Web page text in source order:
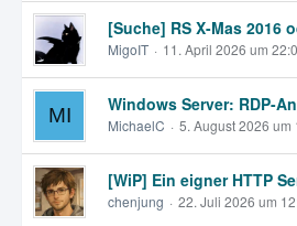
[Suche] RS X-Mas 2016
MigoIT 11. April 2026 um
Windows Server: RDP-
MichaelC 5. August 2026 um
[WiP] Ein eigner HTTP
chenjung 22. Juli 2026 um